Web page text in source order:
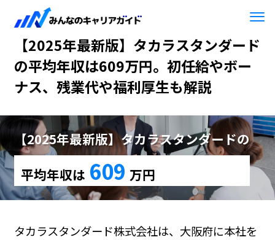
HOME 【2025年最新版】タカラスタンダード
【2025年最新版】タカラスタンダード
の平均年収は609万円。初任給やボー
ナス、残業代や福利厚生も解説
【2025年最新版】タカラスタンダードの
平均年収は 609 万円
タカラスタンダード株式会社は、大阪府に本社を